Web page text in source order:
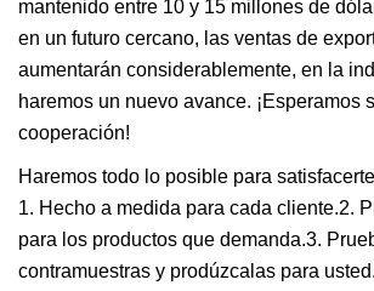
mantenido entre 10 y 15 millones de
en un futuro cercano, las ventas de
aumentarán considerablemente, en la
haremos un nuevo avance. ¡Esperamos
cooperación!
Haremos todo lo posible para
1. Hecho a medida para cada cliente.2.
para los productos que demanda.3.
contramuestras y prodúzcalas para